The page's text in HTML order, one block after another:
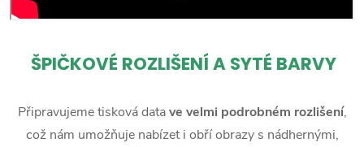
ŠPIČKOVÉ ROZLIŠENÍ A SYTÉ BARVY
Připravujeme tisková datave velmi podrobném rozlišení,
což nám umožňuje nabízet i obří obrazy s nádhernými,